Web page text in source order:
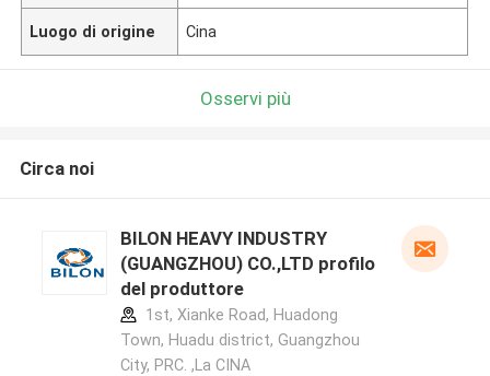
Luogo di origine Cina
Osservi più
Circa noi
BILON HEAVY INDUSTRY
(GUANGZHOU) CO.,LTD profilo
del produttore
1st, Xianke Road, Huadong
Town, Huadu district, Guangzhou
City, PRC. ,La CINA